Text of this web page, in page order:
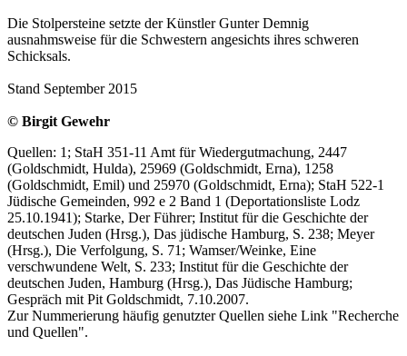
Die Stolpersteine setzte der Künstler Gunter Demnig
ausnahmsweise für die Schwestern angesichts ihres schweren
Schicksals.
Stand September 2015
© Birgit Gewehr
Quellen: 1; StaH 351-11 Amt für Wiedergutmachung, 2447
(Goldschmidt, Hulda), 25969 (Goldschmidt, Erna), 1258
(Goldschmidt, Emil) und 25970 (Goldschmidt, Erna); StaH 522-1
Jüdische Gemeinden, 992 e 2 Band 1 (Deportationsliste Lodz
25.10.1941); Starke, Der Führer; Institut für die Geschichte der
deutschen Juden (Hrsg.), Das jüdische Hamburg, S. 238; Meyer
(Hrsg.), Die Verfolgung, S. 71; Wamser/Weinke, Eine
verschwundene Welt, S. 233; Institut für die Geschichte der
deutschen Juden, Hamburg (Hrsg.), Das Jüdische Hamburg;
Gespräch mit Pit Goldschmidt, 7.10.2007.
Zur Nummerierung häufig genutzter Quellen siehe Link "Recherche
und Quellen".